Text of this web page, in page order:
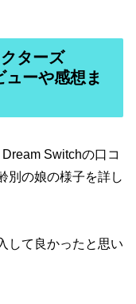
ターズ
ーや感想ま
Switchの口コ
別の娘の様子を詳し
して良かったと思い